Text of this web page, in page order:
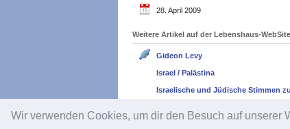
Wir verwenden Cookies, um dir den Besuch auf unserer
28. April 2009
Weitere Artikel auf der Lebenshaus-
Gideon Levy
Israel / Palästina
Israelische und Jüdische Stimmen
Impressum /Datenschutz